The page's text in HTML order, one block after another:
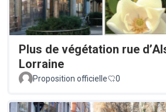
Plus de végétation rue
Lorraine
Proposition officielle 0